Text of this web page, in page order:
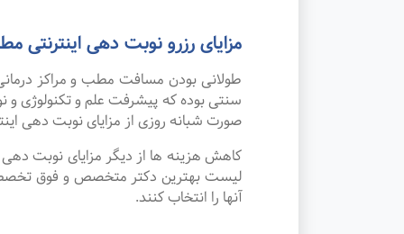
مزایای رزرو نوبت دهی
طولانی بودن مسافت مطب و مراکز
صورت شبانه روزی از مزایای نوبت دهی
کاهش هزینه ها از دیگر مزایای نوبت دهی
لیست بهترین دکتر متخصص و فوق تخصص
آنها را انتخاب کنند.